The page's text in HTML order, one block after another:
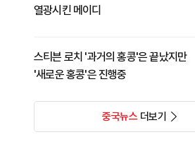
열광시킨 메이디
스티븐 로치 '과거의 홍콩'은 끝났지만
'새로운 홍콩'은 진행중
중국뉴스더보기